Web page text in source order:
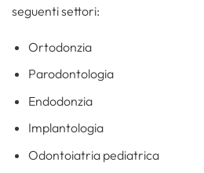
seguenti settori:
Ortodonzia
Parodontologia
Endodonzia
Implantologia
Odontoiatria pediatrica